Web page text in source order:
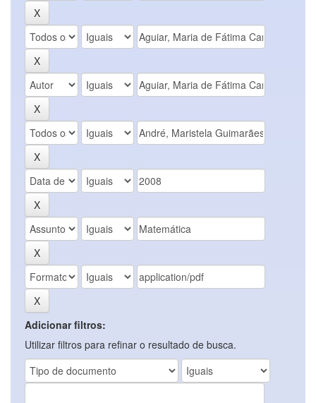
Adicionar filtros:
Utilizar filtros para refinar o resultado de busca.